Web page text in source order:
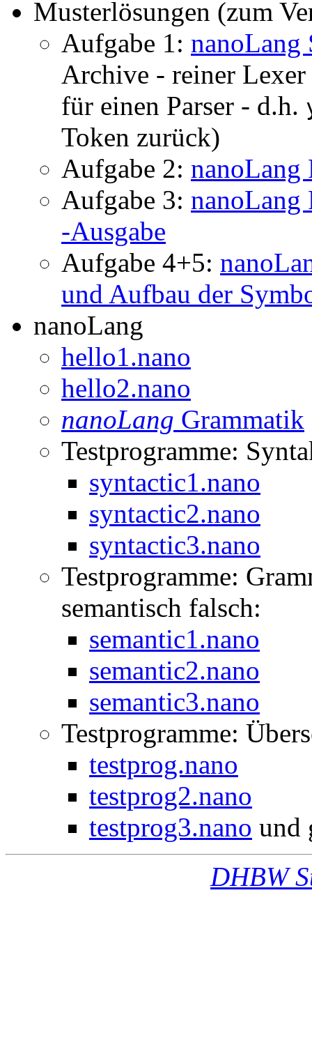
Musterlösungen (zum
Aufgabe 1: nanoLang
Archive - reiner
für einen Parser - d.h.
Token zurück)
Aufgabe 2: nanoLang
Aufgabe 3: nanoLang
-Ausgabe
Aufgabe 4+5:
und Aufbau der
nanoLang
hello1.nano
hello2.nano
nanoLang Grammatik
Testprogramme:
syntactic1.nano
syntactic2.nano
syntactic3.nano
Testprogramme:
semantisch falsch:
semantic1.nano
semantic2.nano
semantic3.nano
Testprogramme:
testprog.nano
testprog2.nano
testprog3.nano und
DHBW